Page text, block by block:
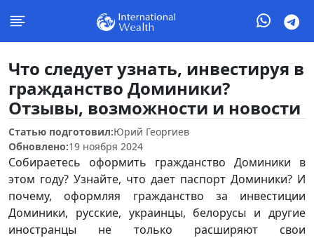
Что следует узнать, инвестируя в
гражданство Доминики?
Отзывы, возможности и новости
Статью подготовил:Юрий Георгиев
Обновлено:19 ноября 2024
Собираетесь оформить гражданство Доминики в
этом году? Узнайте, что дает паспорт Доминики? И
почему, оформляя гражданство за инвестиции
Доминики, русские, украинцы, белорусы и другие
иностранцы не только расширяют свои